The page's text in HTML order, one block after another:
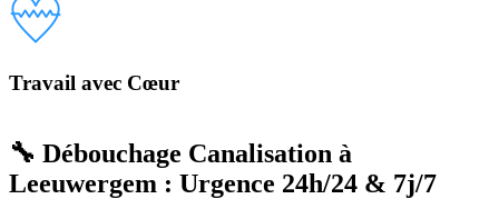
Travail avec Cœur
🔧 Débouchage Canalisation à
Leeuwergem : Urgence 24h/24 & 7j/7